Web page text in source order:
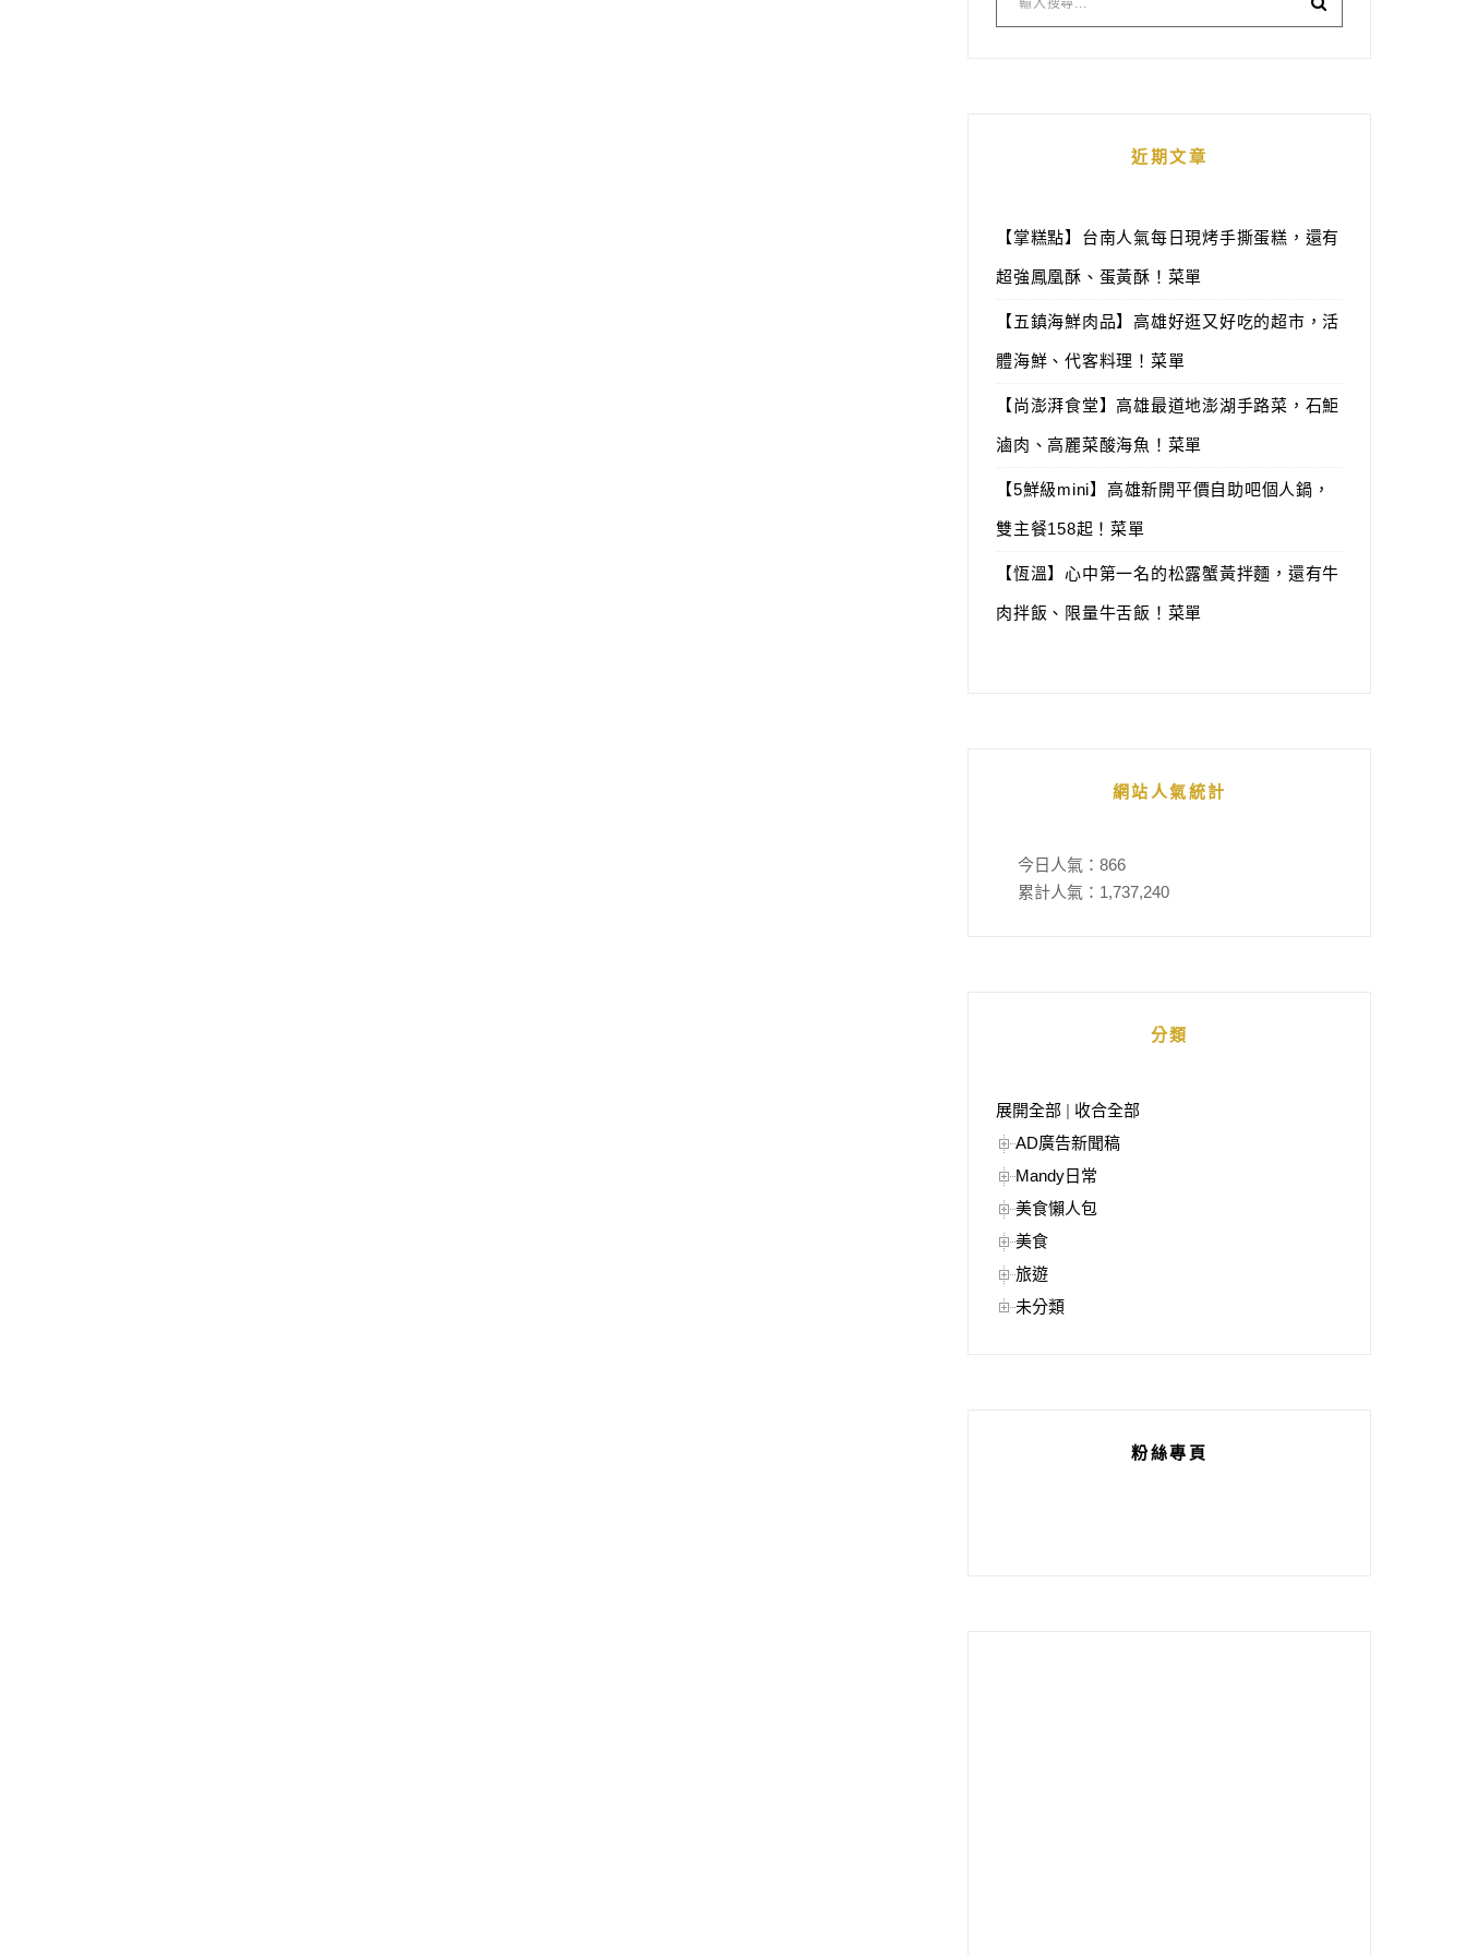
近期文章
【掌糕點】台南人氣每日現烤手撕蛋糕，還有
超強鳳凰酥、蛋黃酥！菜單
【五鎮海鮮肉品】高雄好逛又好吃的超市，活
體海鮮、代客料理！菜單
【尚澎湃食堂】高雄最道地澎湖手路菜，石鮔
滷肉、高麗菜酸海魚！菜單
【5鮮級mini】高雄新開平價自助吧個人鍋，
雙主餐158起！菜單
【恆溫】心中第一名的松露蟹黃拌麵，還有牛
肉拌飯、限量牛舌飯！菜單
網站人氣統計
今日人氣： 866
累計人氣： 1,737,240
分類
展開全部 | 收合全部
AD廣告新聞稿
Mandy日常
美食懶人包
美食
旅遊
未分類
粉絲專頁